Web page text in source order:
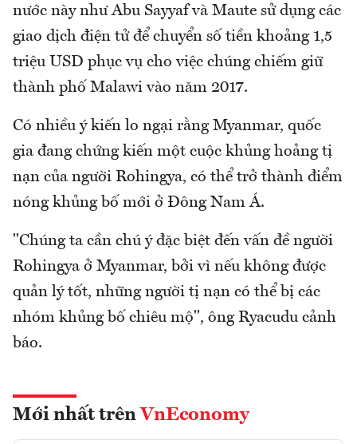
nước này như Abu Sayyaf và Maute sử dụng các
giao dịch điện tử để chuyển số tiền khoảng 1,5
triệu USD phục vụ cho việc chúng chiếm giữ
thành phố Malawi vào năm 2017.
Có nhiều ý kiến lo ngại rằng Myanmar, quốc
gia đang chứng kiến một cuộc khủng hoảng tị
nạn của người Rohingya, có thể trở thành điểm
nóng khủng bố mới ở Đông Nam Á.
"Chúng ta cần chú ý đặc biệt đến vấn đề người
Rohingya ở Myanmar, bởi vì nếu không được
quản lý tốt, những người tị nạn có thể bị các
nhóm khủng bố chiêu mộ", ông Ryacudu cảnh
báo.
Mới nhất trên VnEconomy